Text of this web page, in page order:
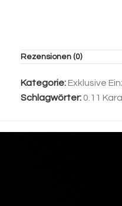
Rezensionen (0)
Kategorie:Exklusive
Schlagwörter: 0.11